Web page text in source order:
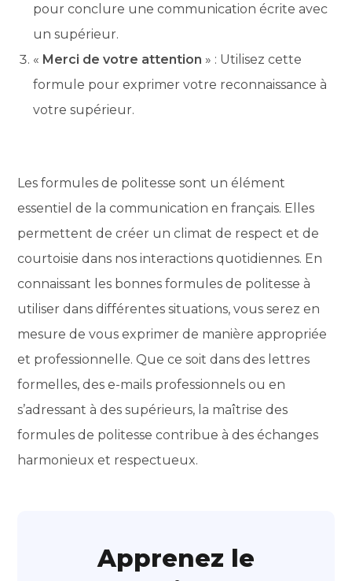
pour conclure une communication écrite avec
un supérieur.
« Merci de votre attention » : Utilisez cette
formule pour exprimer votre reconnaissance à
votre supérieur.
Les formules de politesse sont un élément
essentiel de la communication en français. Elles
permettent de créer un climat de respect et de
courtoisie dans nos interactions quotidiennes. En
connaissant les bonnes formules de politesse à
utiliser dans différentes situations, vous serez en
mesure de vous exprimer de manière appropriée
et professionnelle. Que ce soit dans des lettres
formelles, des e-mails professionnels ou en
s’adressant à des supérieurs, la maîtrise des
formules de politesse contribue à des échanges
harmonieux et respectueux.
Apprenez le